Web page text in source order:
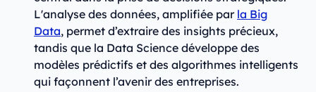
L'analyse des données, amplifiée par la Big
Data, permet d’extraire des insights précieux,
tandis que la Data Science développe des
modèles prédictifs et des algorithmes intelligents
qui façonnent l’avenir des entreprises.